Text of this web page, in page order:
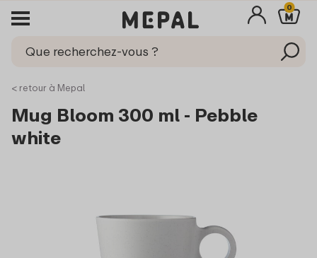
0
< retour à Mepal
Mug Bloom 300 ml - Pebble
white